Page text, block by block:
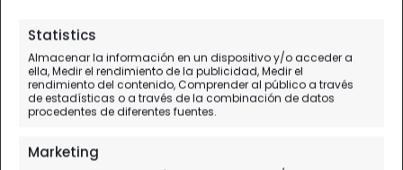
Statistics
Almacenar la información en un dispositivo y/o acceder a
ella, Medir el rendimiento de la publicidad, Medir el
rendimiento del contenido, Comprender al público a través
de estadísticas o a través de la combinación de datos
procedentes de diferentes fuentes.
Marketing
Nuevo LOGO, nueva
MASCOTA